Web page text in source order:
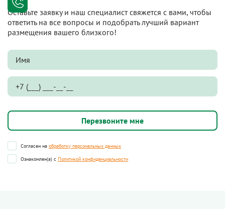
Оставьте заявку и наш специалист свяжется с вами, чтобы
ответить на все вопросы и подобрать лучший вариант
размещения вашего близкого!
Согласен на обработку персональных данных
Ознакомлен(а) с Политикой конфиденциальности